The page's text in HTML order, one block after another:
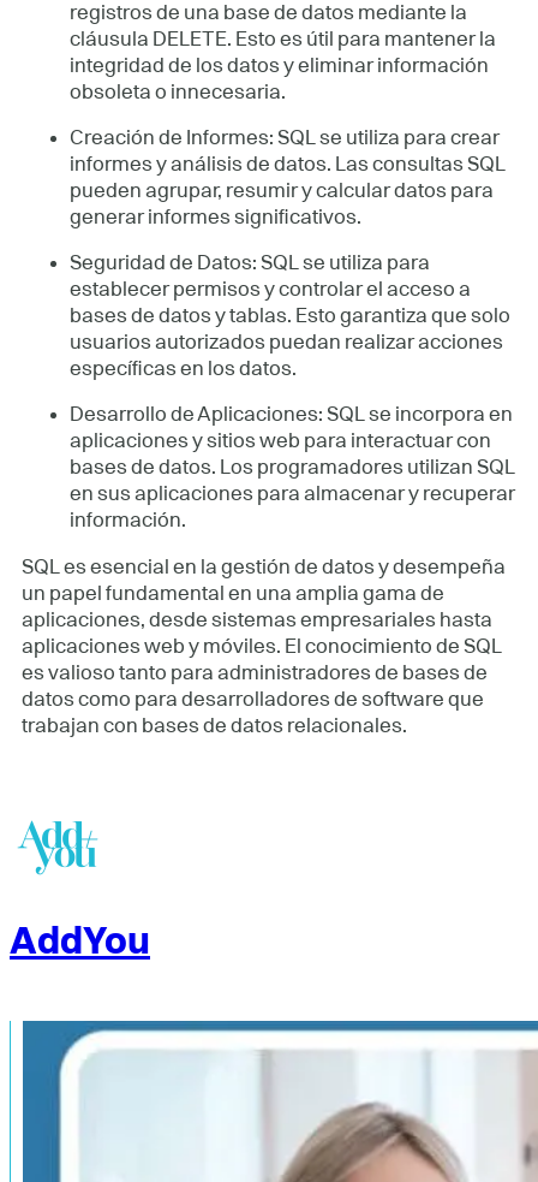
registros de una base de datos mediante la
cláusula DELETE. Esto es útil para mantener la
integridad de los datos y eliminar información
obsoleta o innecesaria.
Creación de Informes: SQL se utiliza para crear
informes y análisis de datos. Las consultas SQL
pueden agrupar, resumir y calcular datos para
generar informes significativos.
Seguridad de Datos: SQL se utiliza para
establecer permisos y controlar el acceso a
bases de datos y tablas. Esto garantiza que solo
usuarios autorizados puedan realizar acciones
específicas en los datos.
Desarrollo de Aplicaciones: SQL se incorpora en
aplicaciones y sitios web para interactuar con
bases de datos. Los programadores utilizan SQL
en sus aplicaciones para almacenar y recuperar
información.
SQL es esencial en la gestión de datos y desempeña
un papel fundamental en una amplia gama de
aplicaciones, desde sistemas empresariales hasta
aplicaciones web y móviles. El conocimiento de SQL
es valioso tanto para administradores de bases de
datos como para desarrolladores de software que
trabajan con bases de datos relacionales.
AddYou